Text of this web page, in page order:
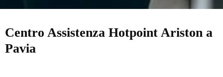
Centro Assistenza Hotpoint Ariston a
Pavia